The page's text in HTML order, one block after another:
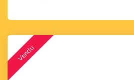
Vendu